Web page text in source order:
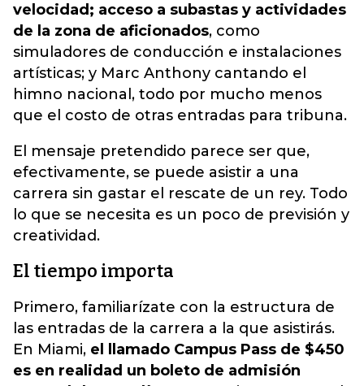
velocidad; acceso a subastas y actividades
de la zona de aficionados, como
simuladores de conducción e instalaciones
artísticas; y Marc Anthony cantando el
himno nacional, todo por mucho menos
que el costo de otras entradas para tribuna.
El mensaje pretendido parece ser que,
efectivamente, se puede asistir a una
carrera sin gastar el rescate de un rey. Todo
lo que se necesita es un poco de previsión y
creatividad.
El tiempo importa
Primero, familiarízate con la estructura de
las entradas de la carrera a la que asistirás.
En Miami, el llamado Campus Pass de $450
es en realidad un boleto de admisión